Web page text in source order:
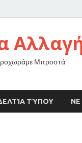
Μπροστά
ΤΎΠΟΥ ΝΕ